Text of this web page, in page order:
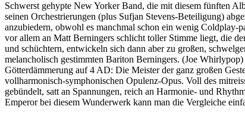
Schwerst gehypte New Yorker Band, die mit diesem fünften
seinen Orchestrierungen (plus Sufjan Stevens-Beteiligung)
anzubiedern, obwohl es manchmal schon ein wenig
vor allem an Matt Berningers schlicht toller Stimme liegt, die
und schüchtern, entwickeln sich dann aber zu großen,
melancholisch gestimmten Bariton Berningers. (Joe Whirlypop)
Götterdämmerung auf 4 AD: Die Meister der ganz großen
vollharmonisch-symphonischen Opulenz-Opus. Voll des
gebündelt, satt an Spannungen, reich an Harmonie- und
Emperor bei diesem Wunderwerk kann man die Vergleiche